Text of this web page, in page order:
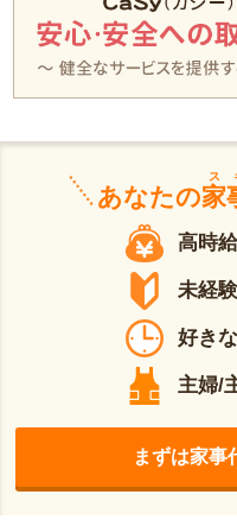
あなたの家
ス
高時
未経
好き
主婦/
まずは家事